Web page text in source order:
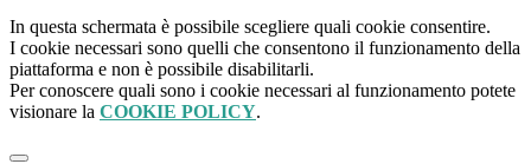
In questa schermata è possibile scegliere quali cookie consentire.
I cookie necessari sono quelli che consentono il funzionamento della
piattaforma e non è possibile disabilitarli.
Per conoscere quali sono i cookie necessari al funzionamento potete
visionare la COOKIE POLICY.